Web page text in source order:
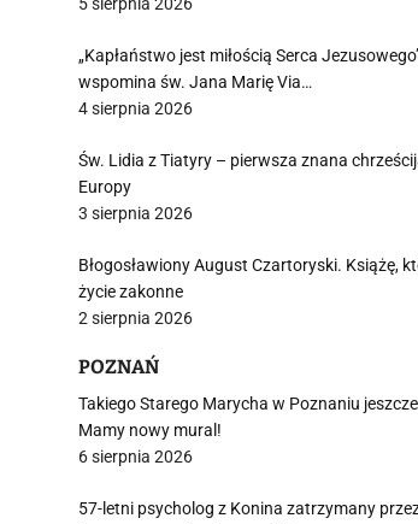
„Kapłaństwo jest miłością Serca
wspomina św. Jana Marię Via…
4 sierpnia 2026
Św. Lidia z Tiatyry – pierwsza znana
Europy
3 sierpnia 2026
Błogosławiony August Czartoryski. Książę,
życie zakonne
2 sierpnia 2026
POZNAŃ
Takiego Starego Marycha w Poznaniu jeszcze
Mamy nowy mural!
6 sierpnia 2026
57-letni psycholog z Konina zatrzymany